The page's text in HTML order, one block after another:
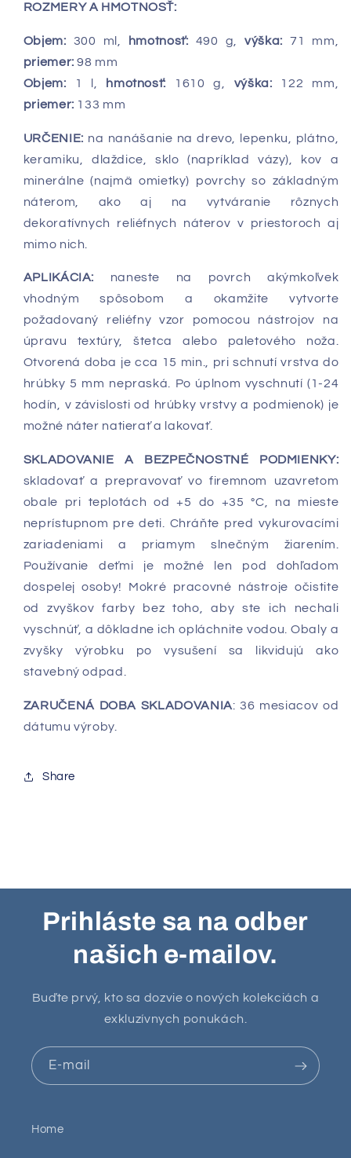
ROZMERY A HMOTNOSŤ:
Objem: 300 ml, hmotnosť: 490 g, výška: 71 mm,
priemer: 98 mm
Objem: 1 l, hmotnosť: 1610 g, výška: 122 mm,
priemer: 133 mm
URČENIE: na nanášanie na drevo, lepenku, plátno,
keramiku, dlaždice, sklo (napríklad vázy), kov a
minerálne (najmä omietky) povrchy so základným
náterom, ako aj na vytváranie rôznych
dekoratívnych reliéfnych náterov v priestoroch aj
mimo nich.
APLIKÁCIA: naneste na povrch akýmkoľvek
vhodným spôsobom a okamžite vytvorte
požadovaný reliéfny vzor pomocou nástrojov na
úpravu textúry, štetca alebo paletového noža.
Otvorená doba je cca 15 min., pri schnutí vrstva do
hrúbky 5 mm nepraská. Po úplnom vyschnutí (1-24
hodín, v závislosti od hrúbky vrstvy a podmienok) je
možné náter natierať a lakovať.
SKLADOVANIE A BEZPEČNOSTNÉ PODMIENKY:
skladovať a prepravovať vo firemnom uzavretom
obale pri teplotách od +5 do +35 °C, na mieste
neprístupnom pre deti. Chráňte pred vykurovacími
zariadeniami a priamym slnečným žiarením.
Používanie deťmi je možné len pod dohľadom
dospelej osoby! Mokré pracovné nástroje očistite
od zvyškov farby bez toho, aby ste ich nechali
vyschnúť, a dôkladne ich opláchnite vodou. Obaly a
zvyšky výrobku po vysušení sa likvidujú ako
stavebný odpad.
ZARUČENÁ DOBA SKLADOVANIA: 36 mesiacov od
dátumu výroby.
Share
Prihláste sa na odber
našich e-mailov.
Buďte prvý, kto sa dozvie o nových kolekciách a
exkluzívnych ponukách.
E-mail
Home